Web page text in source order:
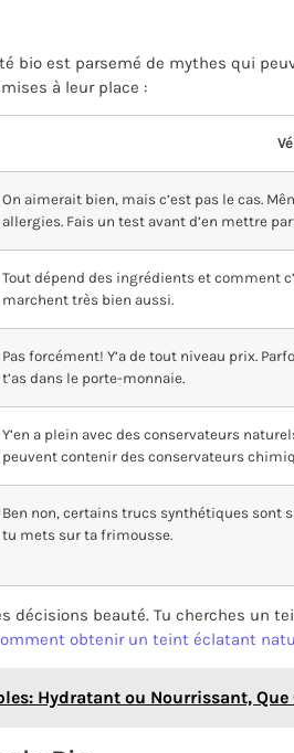
bio est parsemé de mythes qui
à leur place :
On aimerait bien, mais c’est pas le cas.
allergies. Fais un test avant d’en mettre
Tout dépend des ingrédients et comment
marchent très bien aussi.
Pas forcément! Y’a de tout niveau prix.
t’as dans le porte-monnaie.
Y’en a plein avec des conservateurs
peuvent contenir des conservateurs
Ben non, certains trucs synthétiques sont
tu mets sur ta frimousse.
décisions beauté. Tu cherches un
obtenir un teint éclatant
Hydratant ou Nourrissant, Que